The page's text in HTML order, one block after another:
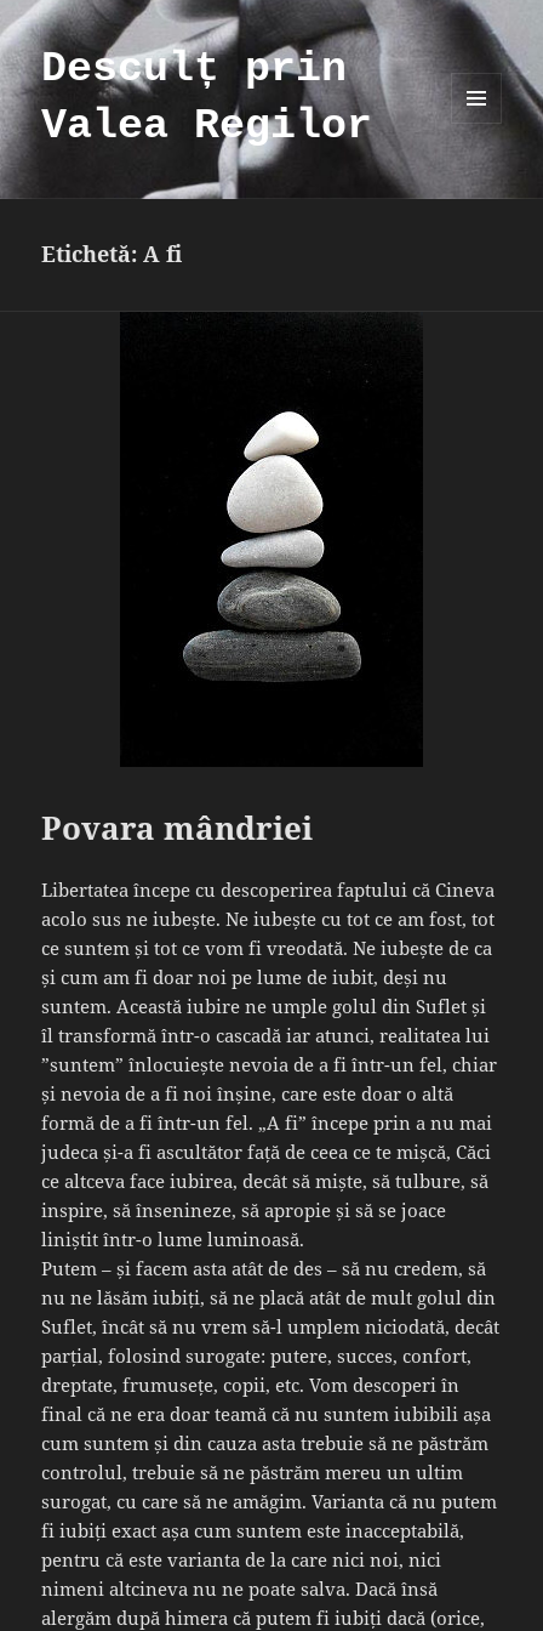
Desculț prin
Valea Regilor
MENIU
WIDGET-
URI
Etichetă:A fi
Povara mândriei
Libertatea începe cu descoperirea faptului că Cineva
acolo sus ne iubește. Ne iubește cu tot ce am fost, tot
ce suntem și tot ce vom fi vreodată. Ne iubește de ca
și cum am fi doar noi pe lume de iubit, deși nu
suntem. Această iubire ne umple golul din Suflet și
îl transformă într-o cascadă iar atunci, realitatea lui
”suntem” înlocuiește nevoia de a fi într-un fel, chiar
și nevoia de a fi noi înșine, care este doar o altă
formă de a fi într-un fel. „A fi” începe prin a nu mai
judeca și-a fi ascultător față de ceea ce te mișcă, Căci
ce altceva face iubirea, decât să miște, să tulbure, să
inspire, să însenineze, să apropie și să se joace
liniștit într-o lume luminoasă.
Putem – și facem asta atât de des – să nu credem, să
nu ne lăsăm iubiți, să ne placă atât de mult golul din
Suflet, încât să nu vrem să-l umplem niciodată, decât
parțial, folosind surogate: putere, succes, confort,
dreptate, frumusețe, copii, etc. Vom descoperi în
final că ne era doar teamă că nu suntem iubibili așa
cum suntem și din cauza asta trebuie să ne păstrăm
controlul, trebuie să ne păstrăm mereu un ultim
surogat, cu care să ne amăgim. Varianta că nu putem
fi iubiți exact așa cum suntem este inacceptabilă,
pentru că este varianta de la care nici noi, nici
nimeni altcineva nu ne poate salva. Dacă însă
alergăm după himera că putem fi iubiți dacă (orice,